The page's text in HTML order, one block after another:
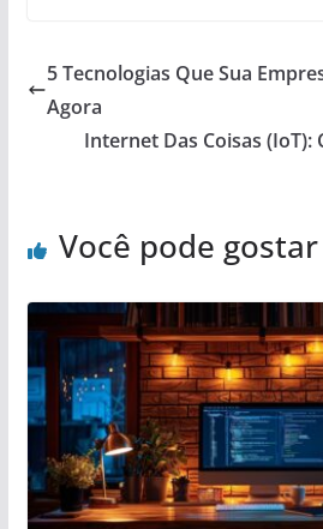
5 Tecnologias Que Sua
Agora
Internet Das Coisas (IoT):
Você pode